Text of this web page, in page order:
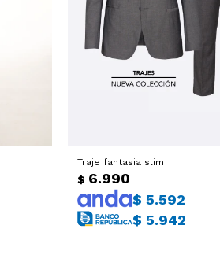
Traje fantasia slim
$ 6.990
$ 5.592
$ 5.942